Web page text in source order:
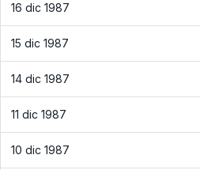
16 dic 1987
15 dic 1987
14 dic 1987
11 dic 1987
10 dic 1987